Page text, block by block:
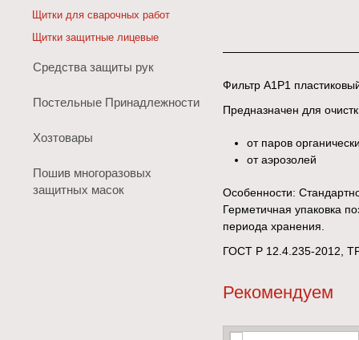
Щитки для сварочных работ
Щитки защитные лицевые
Средства защиты рук
Постельные Принадлежности
Хозтовары
Пошив многоразовых
защитных масок
Фильтр A1Р1
Предназначен для
от паров
от аэрозолей
Особенности:
Герметичная упаковка
периода хранения.
ГОСТ Р 12.4.235-2012,
Рекомендуем